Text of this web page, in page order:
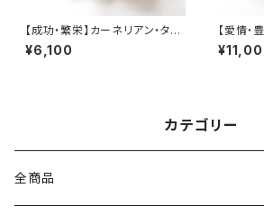
【成功・繁栄】カーネリアン・タイ
ガーアイ・緑めのう （石サイズ:1
2・10・8mm）内径15cm
¥6,100
【愛情・
シトリン
ズ:12〜
カテゴリー
全商品